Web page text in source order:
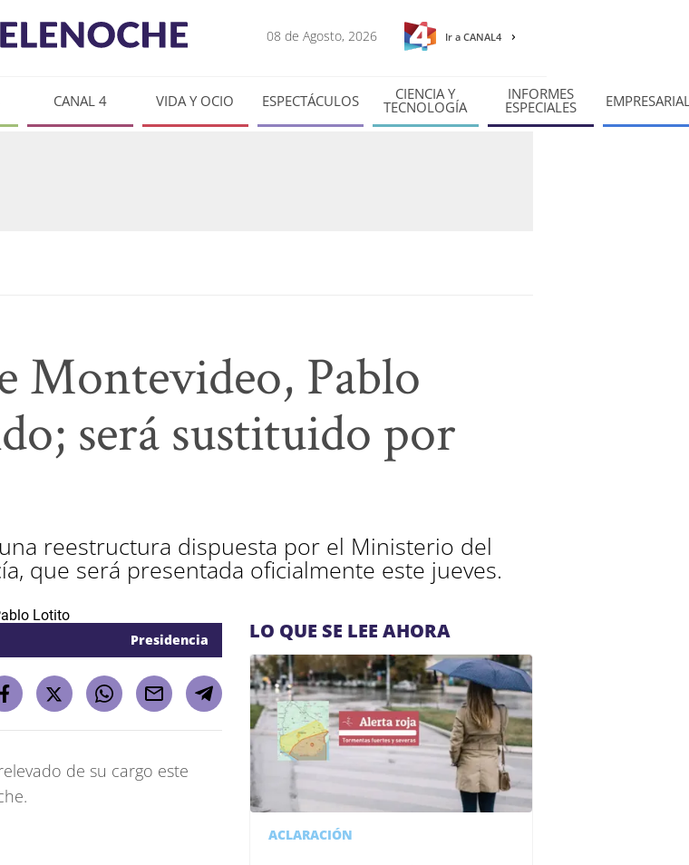
08 de Agosto, 2026 Ir a CANAL4
CANAL 4 VIDA Y OCIO ESPECTÁCULOS CIENCIA Y
TECNOLOGÍA
INFORMES
ESPECIALES
Montevideo, Pablo
será sustituido por
reestructura dispuesta por el Ministerio del
que será presentada oficialmente este jueves.
Presidencia
de su cargo este
LO QUE SE LEE AHORA
ACLARACIÓN